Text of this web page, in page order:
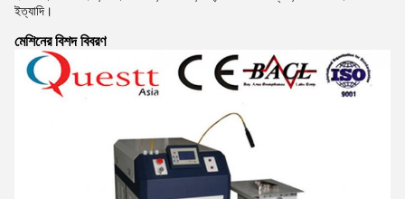
ইত্যাদি।
মেশিনের বিশদ বিবরণ